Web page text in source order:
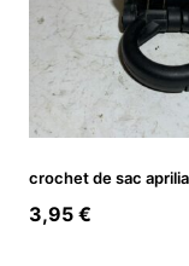
crochet de sac
3,95 €